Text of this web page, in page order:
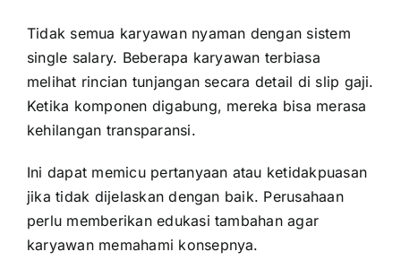
Tidak semua karyawan nyaman dengan sistem
single salary. Beberapa karyawan terbiasa
melihat rincian tunjangan secara detail di slip gaji.
Ketika komponen digabung, mereka bisa merasa
kehilangan transparansi.
Ini dapat memicu pertanyaan atau ketidakpuasan
jika tidak dijelaskan dengan baik. Perusahaan
perlu memberikan edukasi tambahan agar
karyawan memahami konsepnya.